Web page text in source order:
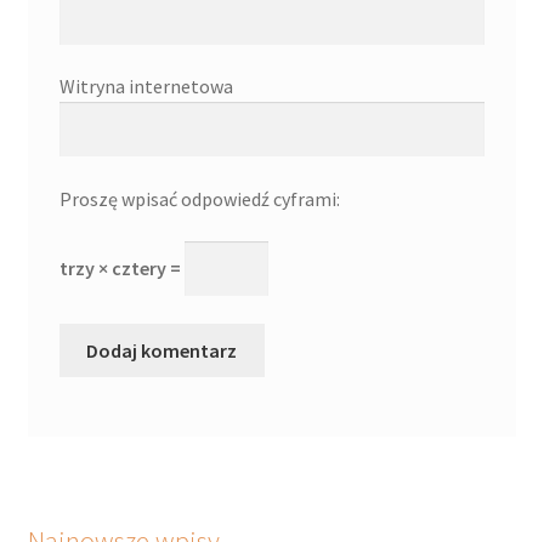
Witryna internetowa
Proszę wpisać odpowiedź cyframi:
trzy × cztery =